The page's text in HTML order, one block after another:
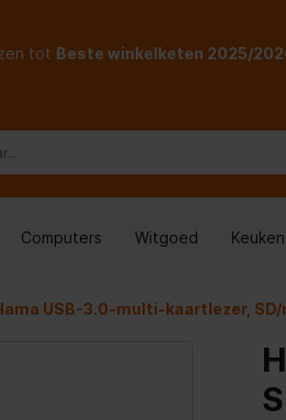
tot Beste winkelketen 2025/
Computers Witgoed Keuken
USB-3.0-multi-kaartlezer,